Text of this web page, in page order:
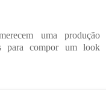
uma produção
para compor um look